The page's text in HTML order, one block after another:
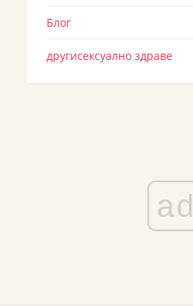
Блог
другисексуално здраве
ad